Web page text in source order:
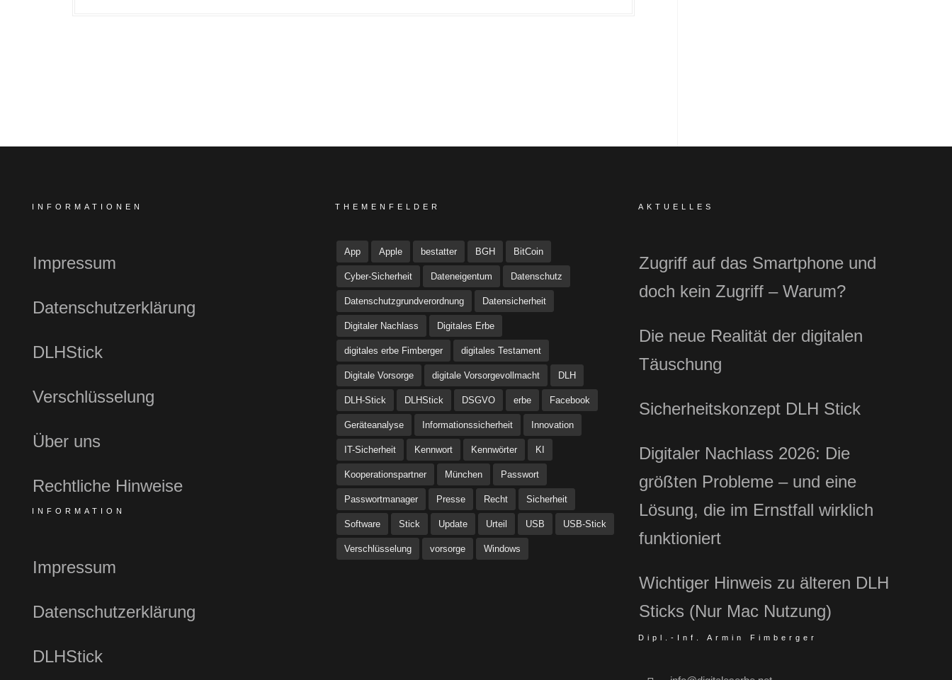
INFORMATIONEN
Impressum
Datenschutzerklärung
DLHStick
Verschlüsselung
Über uns
Rechtliche Hinweise
INFORMATION
Impressum
Datenschutzerklärung
DLHStick
THEMENFELDER
App Apple bestatter BGH BitCoin
Cyber-Sicherheit Dateneigentum Datenschutz
Datenschutzgrundverordnung Datensicherheit
Digitaler Nachlass Digitales Erbe
digitales erbe Fimberger digitales Testament
Digitale Vorsorge digitale Vorsorgevollmacht DLH
DLH-Stick DLHStick DSGVO erbe Facebook
Geräteanalyse Informationssicherheit Innovation
IT-Sicherheit Kennwort Kennwörter KI
Kooperationspartner München Passwort
Passwortmanager Presse Recht Sicherheit
Software Stick Update Urteil USB USB-Stick
Verschlüsselung vorsorge Windows
AKTUELLES
Zugriff auf das Smartphone und
doch kein Zugriff – Warum?
Die neue Realität der digitalen
Täuschung
Sicherheitskonzept DLH Stick
Digitaler Nachlass 2026: Die
größten Probleme – und eine
Lösung, die im Ernstfall wirklich
funktioniert
Wichtiger Hinweis zu älteren DLH
Sticks (Nur Mac Nutzung)
Dipl.-Inf. Armin Fimberger